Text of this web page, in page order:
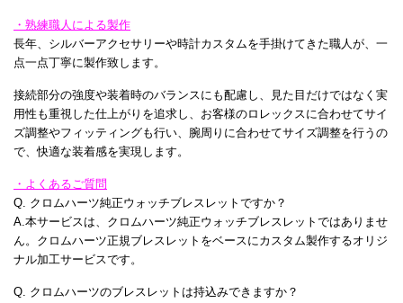
・熟練職人による製作
長年、シルバーアクセサリーや時計カスタムを手掛けてきた職人が、一
点一点丁寧に製作致します。
接続部分の強度や装着時のバランスにも配慮し、見た目だけではなく実
用性も重視した仕上がりを追求し、お客様のロレックスに合わせてサイ
ズ調整やフィッティングも行い、腕周りに合わせてサイズ調整を行うの
で、快適な装着感を実現します。
・よくあるご質問
Q. クロムハーツ純正ウォッチブレスレットですか？
A.本サービスは、クロムハーツ純正ウォッチブレスレットではありませ
ん。クロムハーツ正規ブレスレットをベースにカスタム製作するオリジ
ナル加工サービスです。
Q. クロムハーツのブレスレットは持込みできますか？